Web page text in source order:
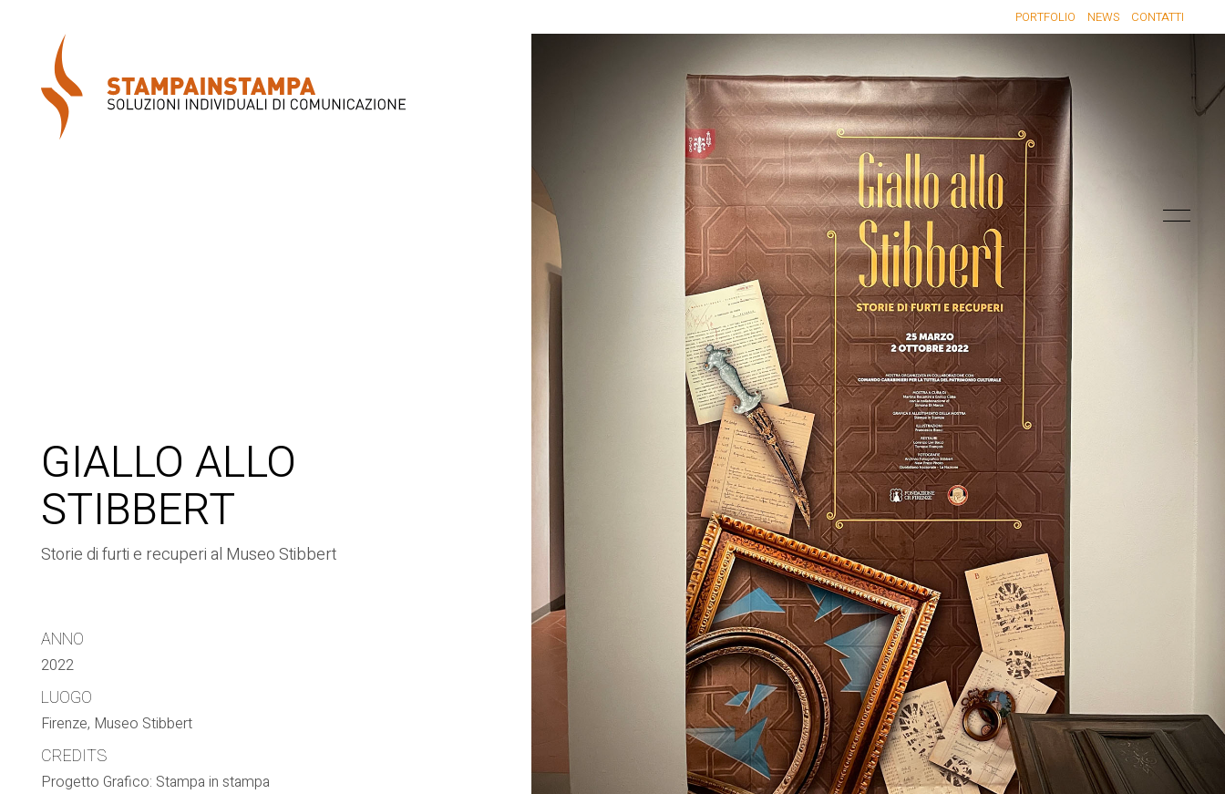
PORTFOLIO NEWS CONTATTI
GIALLO ALLO
STIBBERT
Storie di furti e recuperi al Museo Stibbert
ANNO
2022
LUOGO
Firenze, Museo Stibbert
CREDITS
Progetto Grafico: Stampa in stampa